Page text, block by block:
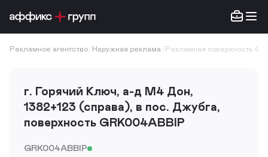
Рекламное агентство Наружная реклама Рекламная поверхность
г. Горячий Ключ, а-д М4 Дон,
1382+123 (справа), в пос. Джубга,
поверхность GRK004ABBIP
GRK004ABBIP